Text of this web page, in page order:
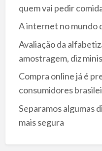
quem vai pedir
A internet no mundo
Avaliação da
amostragem, diz
Compra online já é
consumidores
Separamos algumas
mais segura